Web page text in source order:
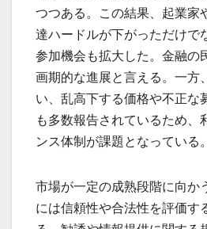
つつある。この結果、起業家
達ハードルが下がっただけで
参加機会も拡大した。金融の
画期的な進展と言える。一方
い、乱高下する価格や不正な
も多数報告されているため、
ンス体制が課題となっている。
市場が一定の成熟段階に向か
には信頼性や合法性を評価す